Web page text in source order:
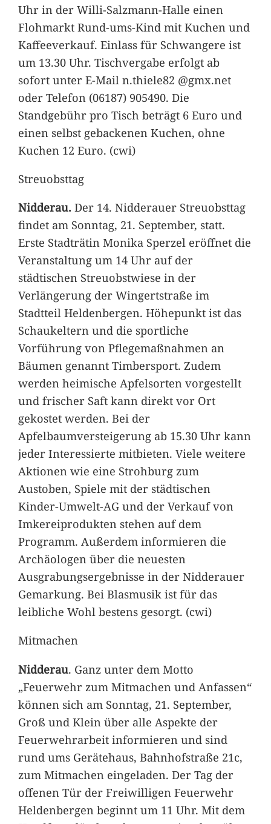
Uhr in der Willi-Salzmann-Halle einen
Flohmarkt Rund-ums-Kind mit Kuchen und
Kaffeeverkauf. Einlass für Schwangere ist
um 13.30 Uhr. Tischvergabe erfolgt ab
sofort unter E-Mail n.thiele82 @gmx.net
oder Telefon (06187) 905490. Die
Standgebühr pro Tisch beträgt 6 Euro und
einen selbst gebackenen Kuchen, ohne
Kuchen 12 Euro. (cwi)
Streuobsttag
Nidderau.Der 14. Nidderauer Streuobsttag
findet am Sonntag, 21. September, statt.
Erste Stadträtin Monika Sperzel eröffnet die
Veranstaltung um 14 Uhr auf der
städtischen Streuobstwiese in der
Verlängerung der Wingertstraße im
Stadtteil Heldenbergen. Höhepunkt ist das
Schaukeltern und die sportliche
Vorführung von Pflegemaßnahmen an
Bäumen genannt Timbersport. Zudem
werden heimische Apfelsorten vorgestellt
und frischer Saft kann direkt vor Ort
gekostet werden. Bei der
Apfelbaumversteigerung ab 15.30 Uhr kann
jeder Interessierte mitbieten. Viele weitere
Aktionen wie eine Strohburg zum
Austoben, Spiele mit der städtischen
Kinder-Umwelt-AG und der Verkauf von
Imkereiprodukten stehen auf dem
Programm. Außerdem informieren die
Archäologen über die neuesten
Ausgrabungsergebnisse in der Nidderauer
Gemarkung. Bei Blasmusik ist für das
leibliche Wohl bestens gesorgt. (cwi)
Mitmachen
Nidderau. Ganz unter dem Motto
„Feuerwehr zum Mitmachen und Anfassen“
können sich am Sonntag, 21. September,
Groß und Klein über alle Aspekte der
Feuerwehrarbeit informieren und sind
rund ums Gerätehaus, Bahnhofstraße 21c,
zum Mitmachen eingeladen. Der Tag der
offenen Tür der Freiwilligen Feuerwehr
Heldenbergen beginnt um 11 Uhr. Mit dem